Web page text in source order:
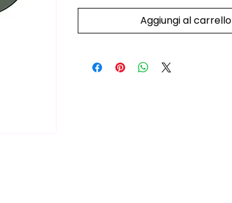
Aggiungi al carrello